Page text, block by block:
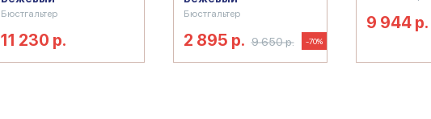
Бюстгальтер
11 230 р.
Бюстгальтер
2 895 р. 9 650 р. -70%
9 944 р.